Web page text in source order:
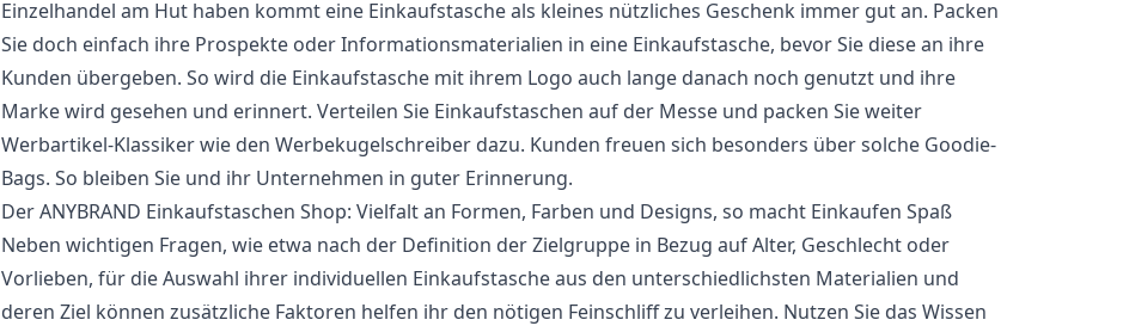
Einzelhandel am Hut haben kommt eine Einkaufstasche als kleines nützliches Geschenk immer gut an. Packen
Sie doch einfach ihre Prospekte oder Informationsmaterialien in eine Einkaufstasche, bevor Sie diese an ihre
Kunden übergeben. So wird die Einkaufstasche mit ihrem Logo auch lange danach noch genutzt und ihre
Marke wird gesehen und erinnert. Verteilen Sie Einkaufstaschen auf der Messe und packen Sie weiter
Werbartikel-Klassiker wie den Werbekugelschreiber dazu. Kunden freuen sich besonders über solche Goodie-
Bags. So bleiben Sie und ihr Unternehmen in guter Erinnerung.
Der ANYBRAND Einkaufstaschen Shop: Vielfalt an Formen, Farben und Designs, so macht Einkaufen Spaß
Neben wichtigen Fragen, wie etwa nach der Definition der Zielgruppe in Bezug auf Alter, Geschlecht oder
Vorlieben, für die Auswahl ihrer individuellen Einkaufstasche aus den unterschiedlichsten Materialien und
deren Ziel können zusätzliche Faktoren helfen ihr den nötigen Feinschliff zu verleihen. Nutzen Sie das Wissen